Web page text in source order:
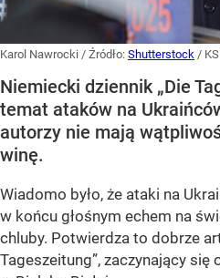
Karol Nawrocki / Źródło: Shutterstock /
Niemiecki dziennik „Die
temat ataków na
autorzy nie mają
winę.
Wiadomo było, że ataki na
w końcu głośnym echem na
chluby. Potwierdza to dobrze
Tageszeitung”, zaczynający